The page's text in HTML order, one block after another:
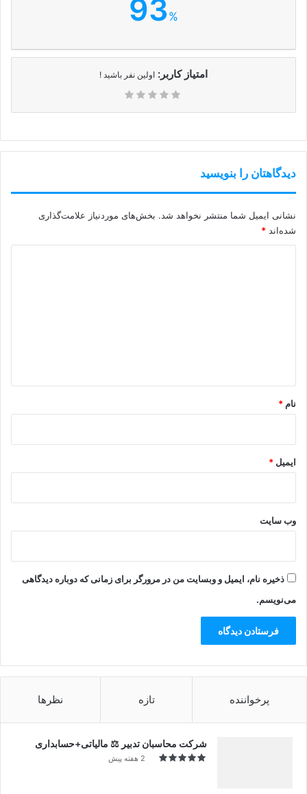
93%
امتیاز کاربر: اولین نفر باشید !
دیدگاهتان را بنویسید
نشانی ایمیل شما منتشر نخواهد شد. بخش‌های موردنیاز علامت‌گذاری
شده‌اند *
نام *
ایمیل *
وب‌ سایت
ذخیره نام، ایمیل و وبسایت من در مرورگر برای زمانی که دوباره دیدگاهی
می‌نویسم.
پرخواننده تازه نظرها
شرکت محاسبان تدبیر ⚖️ مالیاتی+حسابداری
2 هفته پیش